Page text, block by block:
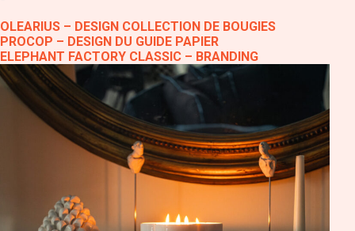
OLEARIUS – DESIGN COLLECTION DE BOUGIES
PROCOP – DESIGN DU GUIDE PAPIER
ELEPHANT FACTORY CLASSIC – BRANDING